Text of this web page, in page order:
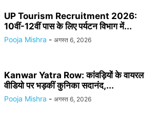
UP Tourism Recruitment 2026:
10वीं-12वीं पास के लिए पर्यटन विभाग में...
Pooja Mishra - अगस्त 6, 2026
Kanwar Yatra Row: कांवड़ियों के वायरल
वीडियो पर भड़कीं कुनिका सदानंद,...
Pooja Mishra - अगस्त 6, 2026